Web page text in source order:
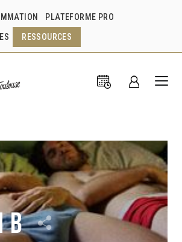
PLATEFORME PRO
RESSOURCES
b